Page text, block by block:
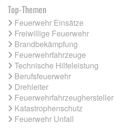
Top-Themen
Feuerwehr Einsätze
Freiwillige Feuerwehr
Brandbekämpfung
Feuerwehrfahrzeuge
Technische Hilfeleistung
Berufsfeuerwehr
Drehleiter
Feuerwehrfahrzeughersteller
Katastrophenschutz
Feuerwehr Unfall